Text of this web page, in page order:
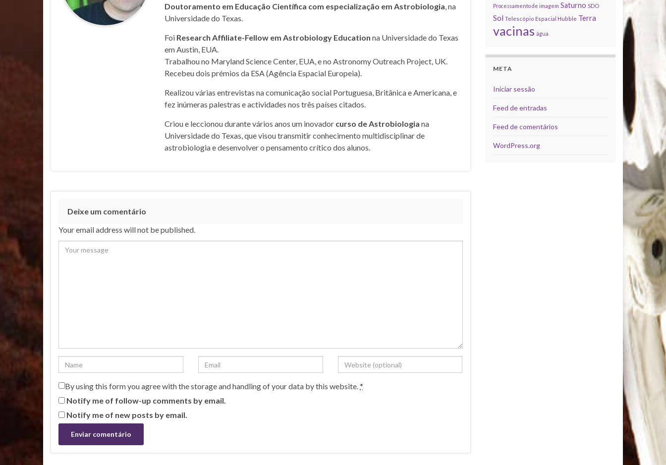
Doutoramento em Educação Científica com especialização em Astrobiologia, na
Universidade do Texas.
Foi Research Affiliate-Fellow em Astrobiology Education na Universidade do Texas
em Austin, EUA.
Trabalhou no Maryland Science Center, EUA, e no Astronomy Outreach Project, UK.
Recebeu dois prémios da ESA (Agência Espacial Europeia).
Realizou várias entrevistas na comunicação social Portuguesa, Britânica e Americana, e
fez inúmeras palestras e actividades nos três países citados.
Criou e leccionou durante vários anos um inovador curso de Astrobiologia na
Universidade do Texas, que visou transmitir conhecimento multidisciplinar de
astrobiologia e desenvolver o pensamento crítico dos alunos.
Deixe um comentário
Your email address will not be published.
By using this form you agree with the storage and handling of your data by this website.*
Notify me of follow-up comments by email.
Notify me of new posts by email.
Processamento de imagem Saturno SDO
Sol Telescópio Espacial Hubble Terra
vacinas água
META
Iniciar sessão
Feed de entradas
Feed de comentários
WordPress.org